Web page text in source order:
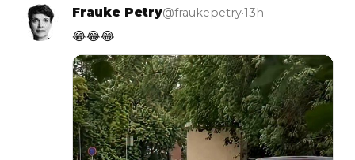
Frauke Petry@fraukepetry·13h
😂😂😂